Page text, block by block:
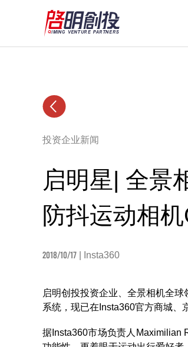
投资企业新闻
启明星| 全景
防抖运动相
2018/10/17 | Insta360
启明创投投资企业、全景相机全
系统，现已在Insta360官方商城、
据Insta360市场负责人Maximilian